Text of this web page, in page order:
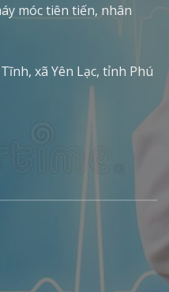
móc tiên tiến, nhân
xã Yên Lạc, tỉnh Phú